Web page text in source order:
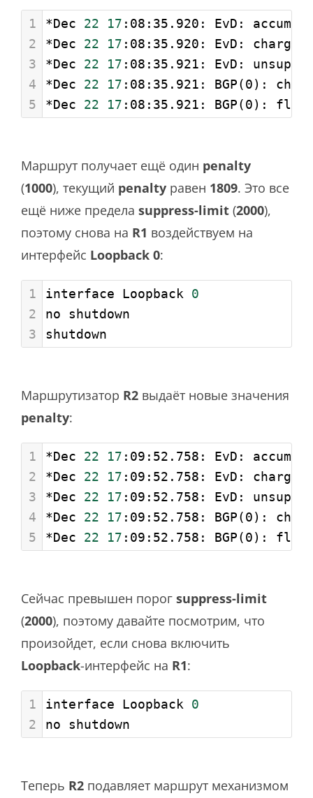
1 *Dec 22 17 :08:35.920: EvD:
2
*Dec 22 17 :08:35.920: EvD: charge
3
*Dec 22 17 :08:35.921: EvD:
4
*Dec 22 17 :08:35.921: BGP(0):
5
*Dec 22 17 :08:35.921: BGP(0):
Маршрут получает ещё один penalty
(1000), текущий penalty равен 1809. Это все
ещё ниже предела suppress-limit (2000),
поэтому снова на R1 воздействуем на
интерфейс Loopback 0:
1 interface Loopback 0
2
no shutdown
3
shutdown
Маршрутизатор R2 выдаёт новые значения
penalty:
1 *Dec 22 17 :09:52.758: EvD:
2
*Dec 22 17 :09:52.758: EvD: charge
3
*Dec 22 17 :09:52.758: EvD:
4
*Dec 22 17 :09:52.758: BGP(0):
5
*Dec 22 17 :09:52.758: BGP(0):
Сейчас превышен порог suppress-limit
(2000), поэтому давайте посмотрим, что
произойдет, если снова включить
Loopback-интерфейс на R1:
1 interface Loopback 0
2
no shutdown
Теперь R2 подавляет маршрут механизмом